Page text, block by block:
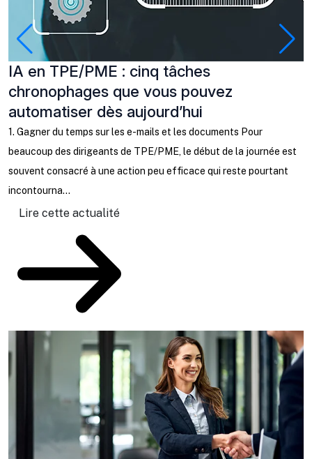
IA en TPE/PME : cinq tâches
chronophages que vous pouvez
automatiser dès aujourd’hui
1. Gagner du temps sur les e-mails et les documents Pour
beaucoup des dirigeants de TPE/PME, le début de la journée est
souvent consacré à une action peu efficace qui reste pourtant
incontourna...
Lire cette actualité